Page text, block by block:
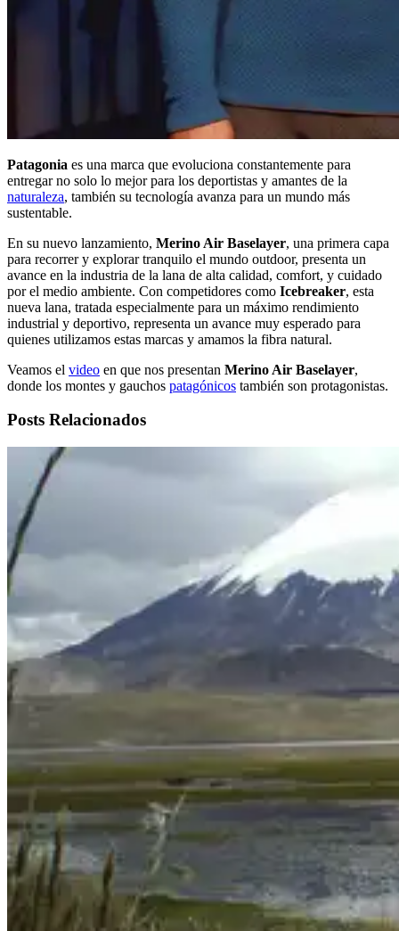
Patagonia es una marca que evoluciona constantemente para
entregar no solo lo mejor para los deportistas y amantes de la
naturaleza, también su tecnología avanza para un mundo más
sustentable.
En su nuevo lanzamiento, Merino Air Baselayer, una primera capa
para recorrer y explorar tranquilo el mundo outdoor, presenta un
avance en la industria de la lana de alta calidad, comfort, y cuidado
por el medio ambiente. Con competidores como Icebreaker, esta
nueva lana, tratada especialmente para un máximo rendimiento
industrial y deportivo, representa un avance muy esperado para
quienes utilizamos estas marcas y amamos la fibra natural.
Veamos el video en que nos presentan Merino Air Baselayer,
donde los montes y gauchos patagónicos también son protagonistas.
Posts Relacionados